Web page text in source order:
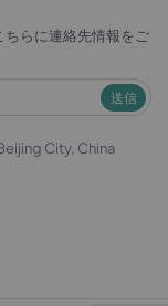
らに連絡先情報をご
送信
City, China